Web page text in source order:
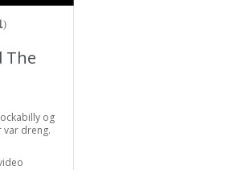
The
og
var dreng.